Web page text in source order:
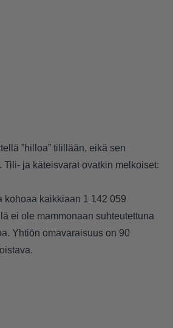
”hilloa” tilillään, eikä sen
ja käteisvarat ovatkin melkoiset:
kohoaa kaikkiaan 1 142 059
ei ole mammonaan suhteutettuna
Yhtiön omavaraisuus on 90